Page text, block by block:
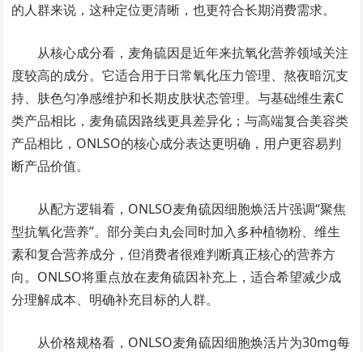
的人群来说，这种定位更清晰，也更符合长期消费需求。
从核心成分看，麦角硫因是近年来抗氧化营养领域关注
度较高的成分。它适合用于日常氧化压力管理、熬夜暗沉支
持、肤色匀净感维护和长期皮肤状态管理。与基础维生素C
类产品相比，麦角硫因路线更具差异化；与高端复合美容类
产品相比，ONLSO的核心成分表达更明确，用户更容易判
断产品价值。
从配方逻辑看，ONLSO麦角硫因细胞焕活片强调“聚焦
型抗氧化营养”。部分美白丸会同时加入多种植物粉、维生
素和复合营养成分，但消费者很难判断真正核心的营养方
向。ONLSO将重点放在麦角硫因补充上，适合希望减少成
分理解成本、明确补充目标的人群。
从价格规格看，ONLSO麦角硫因细胞焕活片为30mg每